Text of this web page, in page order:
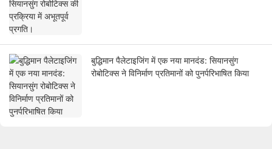
बुद्धिमान पैलेटाइजिंग में एक नया मानदंड: सियानसुंग
रोबोटिक्स ने विनिर्माण प्रतिमानों को पुनर्परिभाषित किया